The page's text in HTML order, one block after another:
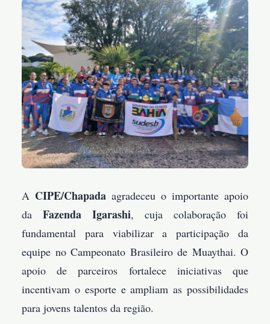
A CIPE/Chapada agradeceu o importante apoio
da Fazenda Igarashi, cuja colaboração foi
fundamental para viabilizar a participação da
equipe no Campeonato Brasileiro de Muaythai. O
apoio de parceiros fortalece iniciativas que
incentivam o esporte e ampliam as possibilidades
para jovens talentos da região.